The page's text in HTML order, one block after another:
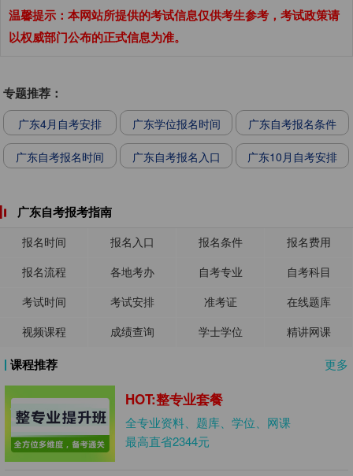
官网
温馨提示：本网站所提供的考试信息仅供考生参考，考试政策请
以权威部门公布的正式信息为准。
专题推荐：
广东4月自考安排 广东学位报名时间 广东自考报名条件
广东自考报名时间 广东自考报名入口 广东10月自考安排
广东自考报考指南
报名时间 报名入口 报名条件
报名费用
报名流程
各地考办 自考专业
自考科目
考试时间
考试安排 准考证
在线题库
视频课程
成绩查询 学士学位 精讲网课
更多
课程推荐
HOT:整专业套餐
全专业资料、题库、学位、网课
最高直省2344元